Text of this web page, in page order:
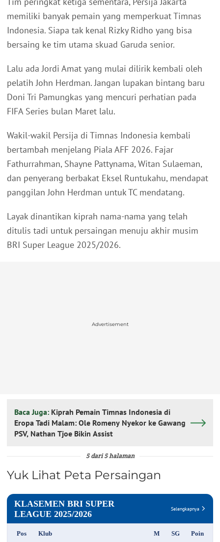
memiliki banyak pemain yang memperkuat Timnas
Indonesia. Siapa tak kenal Rizky Ridho yang bisa
bersaing ke tim utama skuad Garuda senior.
Lalu ada Jordi Amat yang mulai dilirik kembali oleh
pelatih John Herdman. Jangan lupakan bintang baru
Doni Tri Pamungkas yang mencuri perhatian pada
FIFA Series bulan Maret lalu.
Wakil-wakil Persija di Timnas Indonesia kembali
bertambah menjelang Piala AFF 2026. Fajar
Fathurrahman, Shayne Pattynama, Witan Sulaeman,
dan penyerang berbakat Eksel Runtukahu, mendapat
panggilan John Herdman untuk TC mendatang.
Layak dinantikan kiprah nama-nama yang telah
ditulis tadi untuk persaingan menuju akhir musim
BRI Super League 2025/2026.
Advertisement
Baca Juga: Kiprah Pemain Timnas Indonesia di
Eropa Tadi Malam: Ole Romeny Nyekor ke Gawang
PSV, Nathan Tjoe Bikin Assist
5 dari 5 halaman
Yuk Lihat Peta Persaingan